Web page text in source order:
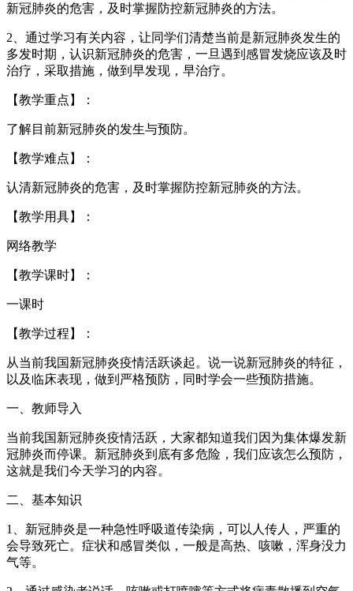
新冠肺炎的危害，及时掌握防控新冠肺炎的方法。
2、通过学习有关内容，让同学们清楚当前是新冠肺炎发生的
多发时期，认识新冠肺炎的危害，一旦遇到感冒发烧应该及时
治疗，采取措施，做到早发现，早治疗。
【教学重点】：
了解目前新冠肺炎的发生与预防。
【教学难点】：
认清新冠肺炎的危害，及时掌握防控新冠肺炎的方法。
【教学用具】：
网络教学
【教学课时】：
一课时
【教学过程】：
从当前我国新冠肺炎疫情活跃谈起。说一说新冠肺炎的特征，
以及临床表现，做到严格预防，同时学会一些预防措施。
一、教师导入
当前我国新冠肺炎疫情活跃，大家都知道我们因为集体爆发新
冠肺炎而停课。新冠肺炎到底有多危险，我们应该怎么预防，
这就是我们今天学习的内容。
二、基本知识
1、新冠肺炎是一种急性呼吸道传染病，可以人传人，严重的
会导致死亡。症状和感冒类似，一般是高热、咳嗽，浑身没力
气等。